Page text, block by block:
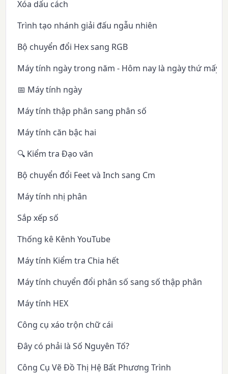
Xóa dấu cách
Trình tạo nhánh giải đấu ngẫu nhiên
Bộ chuyển đổi Hex sang RGB
Máy tính ngày trong năm - Hôm nay là ngày thứ mấy
📅 Máy tính ngày
Máy tính thập phân sang phân số
Máy tính căn bậc hai
🔍 Kiểm tra Đạo văn
Bộ chuyển đổi Feet và Inch sang Cm
Máy tính nhị phân
Sắp xếp số
Thống kê Kênh YouTube
Máy tính Kiểm tra Chia hết
Máy tính chuyển đổi phân số sang số thập phân
Máy tính HEX
Công cụ xáo trộn chữ cái
Đây có phải là Số Nguyên Tố?
Công Cụ Vẽ Đồ Thị Hệ Bất Phương Trình